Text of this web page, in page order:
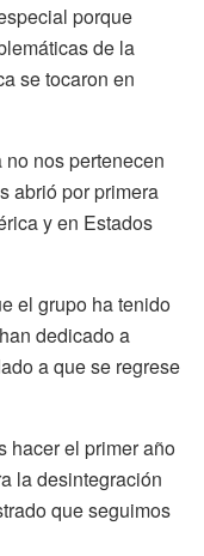
porque
de la
se tocaron en
nos pertenecen
abrió por primera
y en Estados
el grupo ha tenido
dedicado a
a que se regrese
hacer el primer año
la desintegración
que seguimos